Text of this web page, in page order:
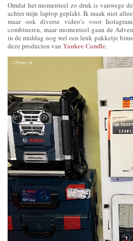
Omdat het momenteel zo druk is vanwege
achter mijn laptop geplakt. Ik maak niet
maar ook diverse video’s voor
combineren, maar momenteel gaan de
in de middag nog wel een leuk pakketje
deze producten van Yankee Candle.